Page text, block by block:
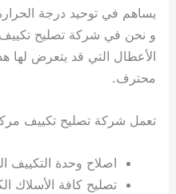
يساهم في توحيد درجة
و نحن في شركة تصليح
الأعطال التي قد يتعرض لها
محترف.
تعمل شركة تصليح تكييف
اصلاح وحدة التكييف
تصليح كافة الأسلاك